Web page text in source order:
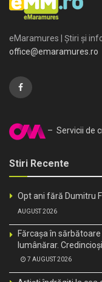
eMaramures | Știri și
office@emaramures.ro
– Servicii de
Stiri Recente
Opt ani fără Dumitru
AUGUST 2026
Fărcașa în
lumânărar.
7 AUGUST 2026